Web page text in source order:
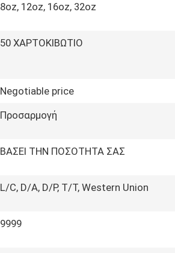
8oz, 12oz, 16oz, 32oz
50 ΧΑΡΤΟΚΙΒΩΤΙΟ
Negotiable price
Προσαρμογή
ΒΑΣΕΙ ΤΗΝ ΠΟΣΟΤΗΤΑ ΣΑΣ
L/C, D/A, D/P, T/T, Western Union
9999